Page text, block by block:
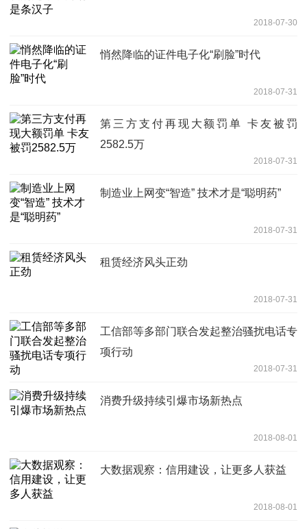
2018-07-30
悄然降临的证件电子化“刷脸”时代
2018-07-31
第三方支付再现大额罚单 卡友被罚
2582.5万
2018-07-31
制造业上网变“智造” 技术才是“聪明药”
2018-07-31
租赁经济风头正劲
2018-07-31
工信部等多部门联合发起整治骚扰电话专
项行动
2018-07-31
消费升级持续引爆市场新热点
2018-08-01
大数据观察：信用建设，让更多人获益
2018-08-01